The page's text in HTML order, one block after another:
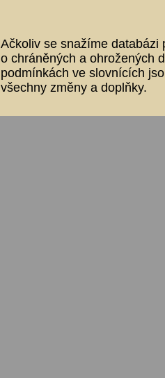
Ačkoliv se snažíme databázi
o chráněných a ohrožených
podmínkách ve slovnících
všechny změny a doplňky.